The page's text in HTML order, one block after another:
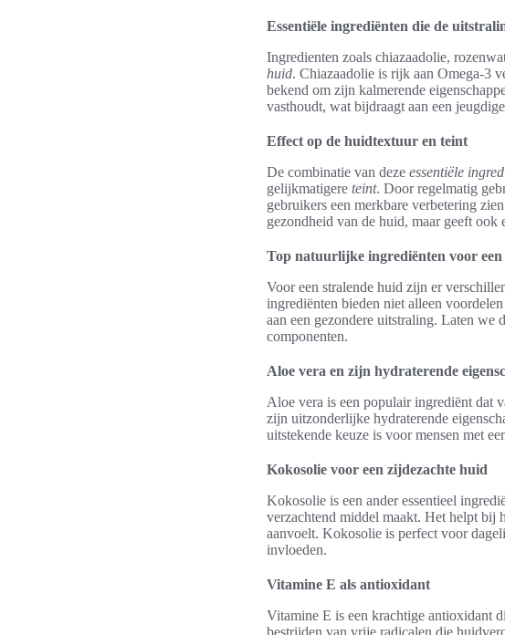
Essentiële ingrediënten die de
Ingredienten zoals chiazaadolie,
huid. Chiazaadolie is rijk aan Omega-3
bekend om zijn kalmerende
vasthoudt, wat bijdraagt aan een
Effect op de huidtextuur en teint
De combinatie van deze essentiële
gelijkmatigere teint. Door regelmatig
gebruikers een merkbare verbetering
gezondheid van de huid, maar geeft
Top natuurlijke ingrediënten voor
Voor een stralende huid zijn er
ingrediënten bieden niet alleen
aan een gezondere uitstraling. Laten we
componenten.
Aloe vera en zijn hydraterende
Aloe vera is een populair ingrediënt dat
zijn uitzonderlijke hydraterende
uitstekende keuze is voor mensen met
Kokosolie voor een zijdezachte huid
Kokosolie is een ander essentieel
verzachtend middel maakt. Het helpt bij
aanvoelt. Kokosolie is perfect voor
invloeden.
Vitamine E als antioxidant
Vitamine E is een krachtige antioxidant
bestrijden van vrije radicalen die